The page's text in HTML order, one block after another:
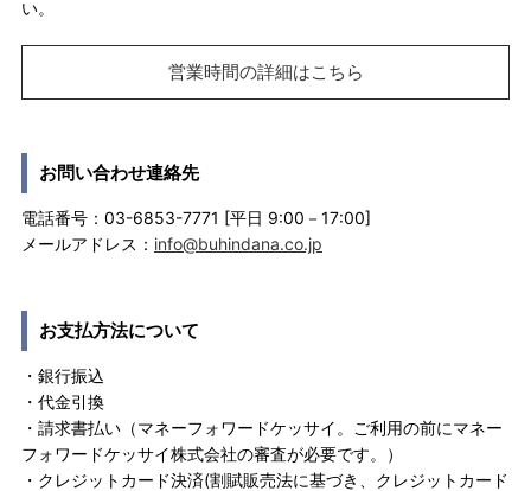
い。
営業時間の詳細はこちら
お問い合わせ連絡先
電話番号：03-6853-7771 [平日 9:00－17:00]
メールアドレス： info@buhindana.co.jp
お支払方法について
・銀行振込
・代金引換
・請求書払い（マネーフォワードケッサイ。ご利用の前にマネー
フォワードケッサイ株式会社の審査が必要です。）
・クレジットカード決済(割賦販売法に基づき、クレジットカード